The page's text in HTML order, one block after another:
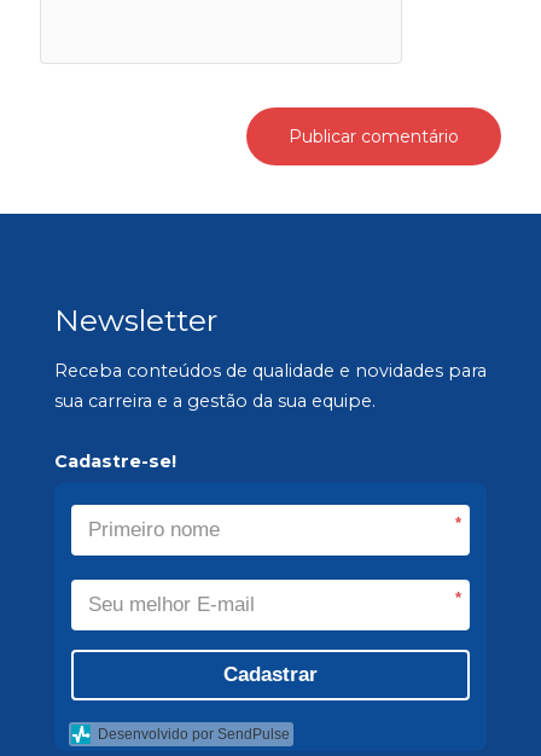
Newsletter
Receba conteúdos de qualidade e novidades para
sua carreira e a gestão da sua equipe.
Cadastre-se!
*
*
Cadastrar
Desenvolvido por SendPulse